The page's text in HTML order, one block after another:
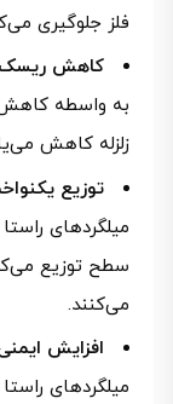
فلز جلوگیری
کاهش ریسک
به واسطه
زلزله کاهش
توزیع
میلگردهای
سطح توزیع
می‌کنند.
افزایش ایمنی
میلگردهای